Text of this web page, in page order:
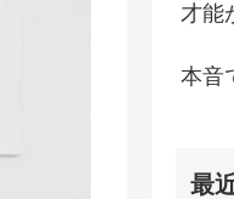
才能
本音
最